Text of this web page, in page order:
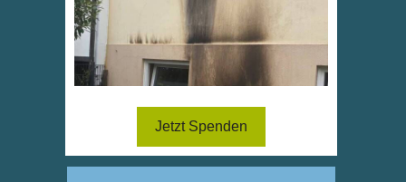
Jetzt Spenden